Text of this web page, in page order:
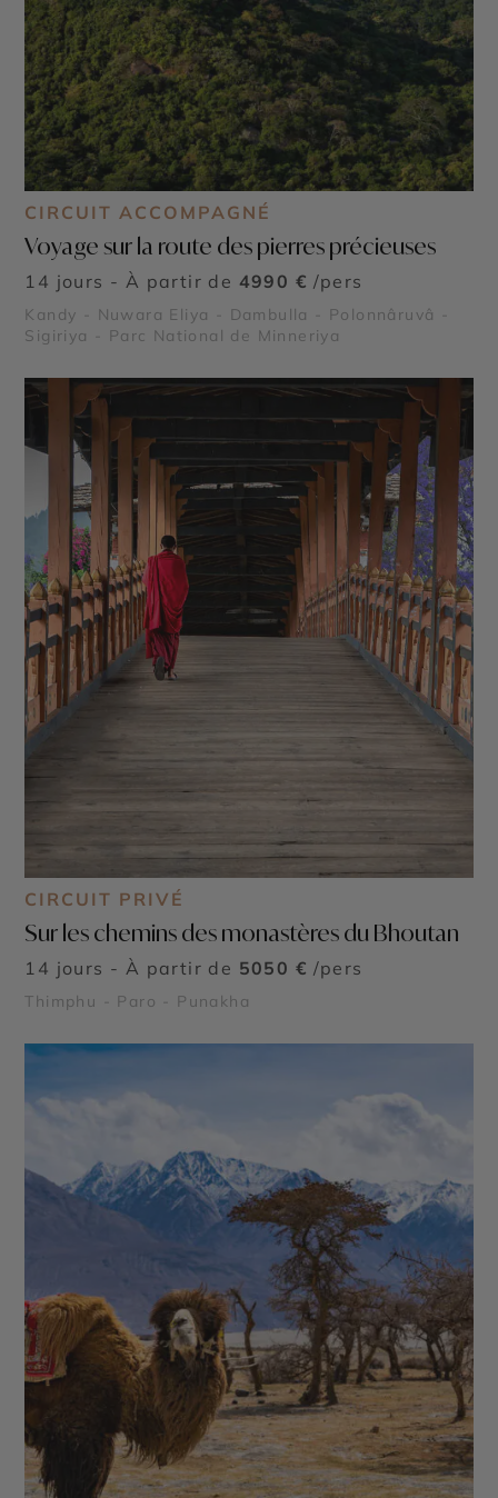
CIRCUIT ACCOMPAGNÉ
Voyage sur la route des pierres précieuses
14 jours - À partir de 4990 € /pers
Kandy - Nuwara Eliya - Dambulla - Polonnâruvâ -
Sigiriya - Parc National de Minneriya
CIRCUIT PRIVÉ
Sur les chemins des monastères du Bhoutan
14 jours - À partir de 5050 € /pers
Thimphu - Paro - Punakha